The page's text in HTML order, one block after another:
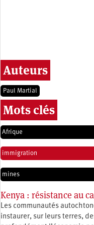
Auteurs
Paul Martial
Mots clés
Afrique
immigration
mines
Kenya : résistance au
Les communautés
instaurer, sur leurs terres,